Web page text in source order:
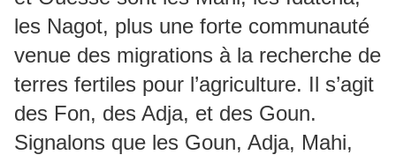
les Nagot, plus une forte communauté
venue des migrations à la recherche de
terres fertiles pour l’agriculture. Il s’agit
des Fon, des Adja, et des Goun.
Signalons que les Goun, Adja, Mahi,